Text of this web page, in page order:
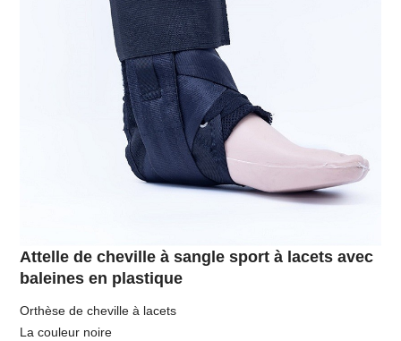
Attelle de cheville à sangle sport à lacets avec
baleines en plastique
Orthèse de cheville à lacets
La couleur noire